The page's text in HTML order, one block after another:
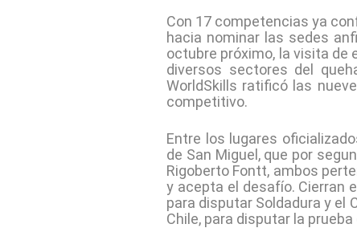
Con 17 competencias ya
hacia nominar las sedes
octubre próximo, la visita
diversos sectores del
WorldSkills ratificó las
competitivo.
Entre los lugares
de San Miguel, que por
Rigoberto Fontt, ambos
y acepta el desafío. Cierran
para disputar Soldadura y el
Chile, para disputar la prueba